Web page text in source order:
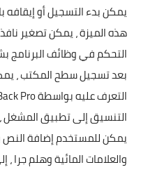
يمكن بدء التسجيل أو إيقافه
هذه الميزة ، يمكن تصغير
التحكم في وظائف البرنامج
بعد تسجيل سطح المكتب ،
التنسيق إلى تطبيق المشغل
يمكن للمستخدم إضافة النص
والعلامات المائية وهلم جرا